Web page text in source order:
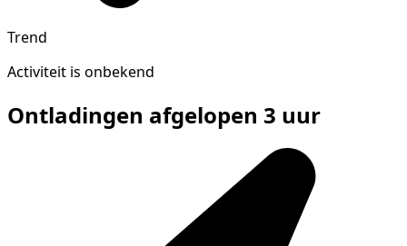
Trend
Activiteit is onbekend
Ontladingen afgelopen 3 uur